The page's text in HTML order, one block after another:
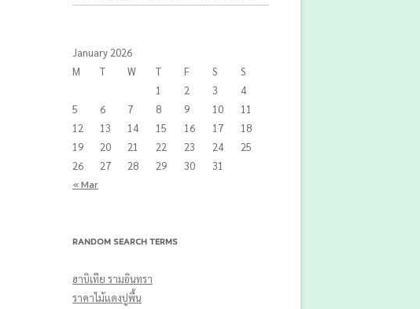
January 2026
M
T W T F S
S
1
2 3
4
5
6 7 8 9 10
11
12
13 14 15 16 17
18
19
20 21 22 23 24
25
26
27 28 29 30 31
« Mar
RANDOM SEARCH TERMS
ฮาบิเทีย รามอินทรา
ราคาไม้แดงปูพื้น